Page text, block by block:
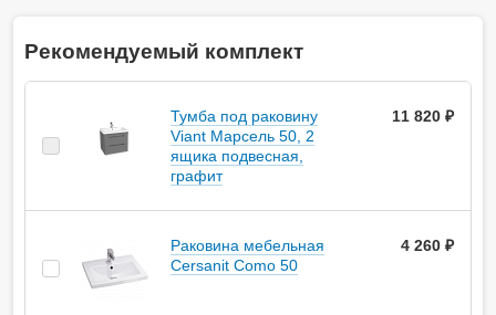
Рекомендуемый комплект
Тумба под раковину
Viant Марсель 50, 2
ящика подвесная,
графит
11 820 ₽
Раковина мебельная
Cersanit Como 50
4 260 ₽